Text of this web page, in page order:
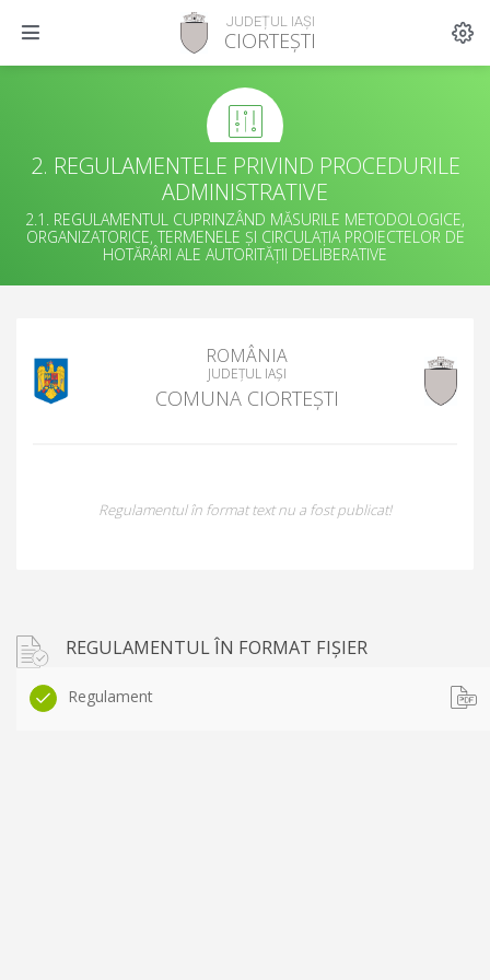
JUDEȚUL IAȘI
CIORTEȘTI
2. REGULAMENTELE PRIVIND PROCEDURILE
ADMINISTRATIVE
2.1. REGULAMENTUL CUPRINZÂND MĂSURILE METODOLOGICE,
ORGANIZATORICE, TERMENELE ȘI CIRCULAȚIA PROIECTELOR DE
HOTĂRÂRI ALE AUTORITĂȚII DELIBERATIVE
ROMÂNIA
JUDEȚUL IAȘI
COMUNA CIORTEȘTI
Regulamentul în format text nu a fost publicat!
REGULAMENTUL ÎN FORMAT FIȘIER
Regulament